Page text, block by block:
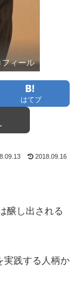
フィール
はてブ
2018.09.16
醸し出される
実践する人柄か